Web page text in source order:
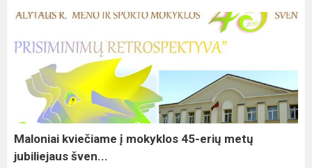
Maloniai
į
mokyklos
45-
metų
jubiliejaus
šven...
Maloniai kviečiame į mokyklos 45-erių metų
jubiliejaus šven...